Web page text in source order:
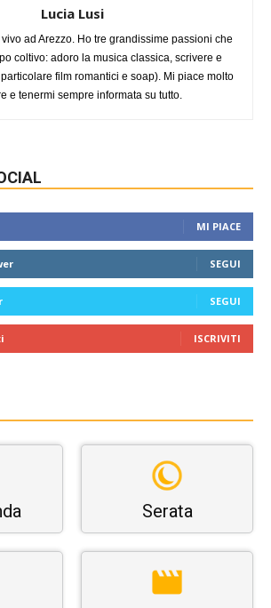
Lucia Lusi
ad Arezzo. Ho tre grandissime passioni che
coltivo: adoro la musica classica, scrivere e
film romantici e soap). Mi piace molto
e tenermi sempre informata su tutto.
MI PIACE
SEGUI
SEGUI
ISCRIVITI
Serata